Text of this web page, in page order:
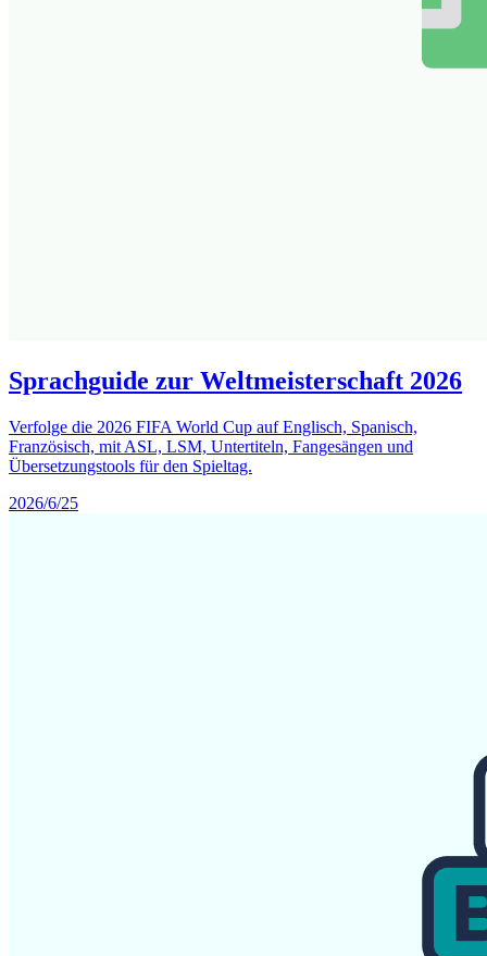
Sprachguide zur Weltmeisterschaft 2026
Verfolge die 2026 FIFA World Cup auf Englisch, Spanisch,
Französisch, mit ASL, LSM, Untertiteln, Fangesängen und
Übersetzungstools für den Spieltag.
2026/6/25